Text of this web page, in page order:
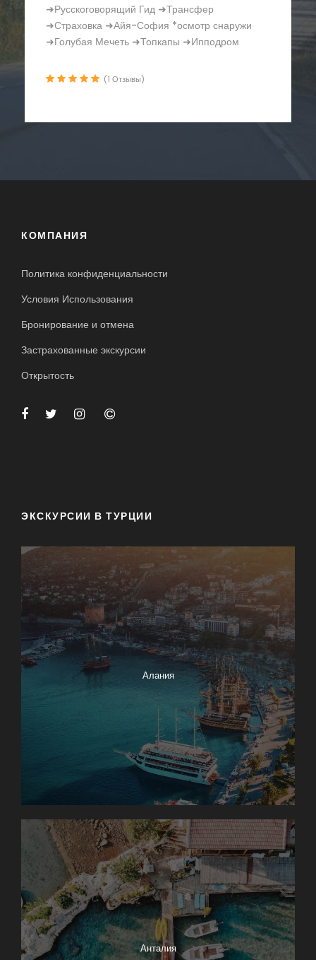
Круиз по Босфору в Стамбуле - Панорама
Босфора ➜Русскоговорящий Гид ➜Трансфер
➜Страховка ➜Крепость Румели Хисар
КОМПАНИЯ
Политика конфиденциальности
Условия Использования
Бронирование и отмена
Застрахованные экскурсии
Открытость
ЭКСКУРСИИ В ТУРЦИИ
Алания
Анталия